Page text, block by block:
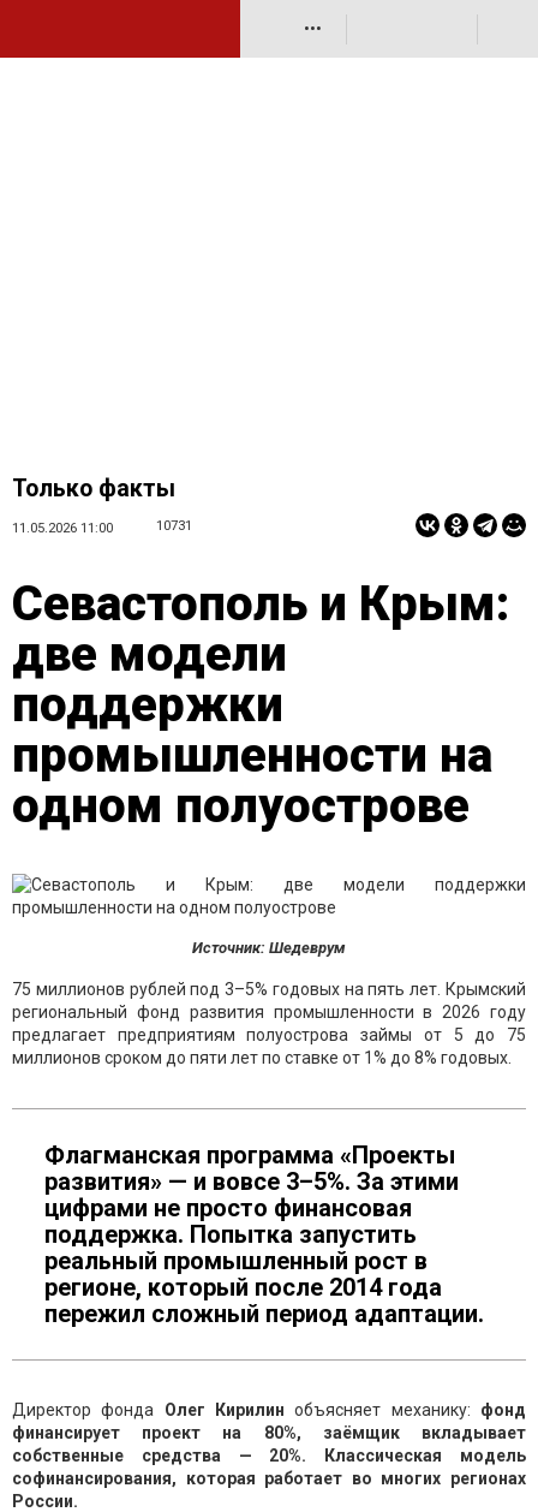
•••
Только факты
11.05.2026 11:00 10731
Севастополь и Крым:
две модели
поддержки
промышленности на
одном полуострове
Источник: Шедеврум
75 миллионов рублей под 3–5% годовых на пять лет. Крымский
региональный фонд развития промышленности в 2026 году
предлагает предприятиям полуострова займы от 5 до 75
миллионов сроком до пяти лет по ставке от 1% до 8% годовых.
Флагманская программа «Проекты
развития» — и вовсе 3–5%. За этими
цифрами не просто финансовая
поддержка. Попытка запустить
реальный промышленный рост в
регионе, который после 2014 года
пережил сложный период адаптации.
Директор фонда Олег Кирилин объясняет механику: фонд
финансирует проект на 80%, заёмщик вкладывает
собственные средства — 20%. Классическая модель
софинансирования, которая работает во многих регионах
России.